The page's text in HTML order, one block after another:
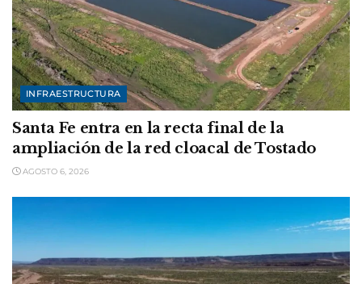
INFRAESTRUCTURA
Santa Fe entra en la recta final de la
ampliación de la red cloacal de Tostado
AGOSTO 6, 2026